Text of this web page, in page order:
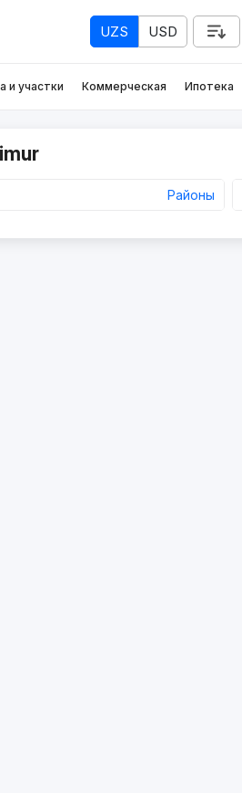
UZS USD
и участки Коммерческая Ипотека
Районы